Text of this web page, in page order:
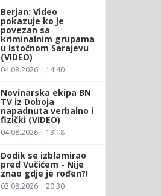
Berjan: Video
pokazuje ko je
povezan sa
kriminalnim grupama
u Istočnom Sarajevu
(VIDEO)
04.08.2026 | 14:40
Novinarska ekipa BN
TV iz Doboja
napadnuta verbalno i
fizički (VIDEO)
04.08.2026 | 13:18
Dodik se izblamirao
pred Vučićem - Nije
znao gdje je rođen?!
03.08.2026 | 20:30